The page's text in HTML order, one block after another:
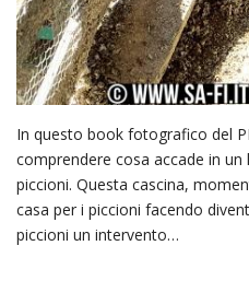
In questo book fotografico del
comprendere cosa accade in
piccioni. Questa cascina,
casa per i piccioni facendo
piccioni un intervento…